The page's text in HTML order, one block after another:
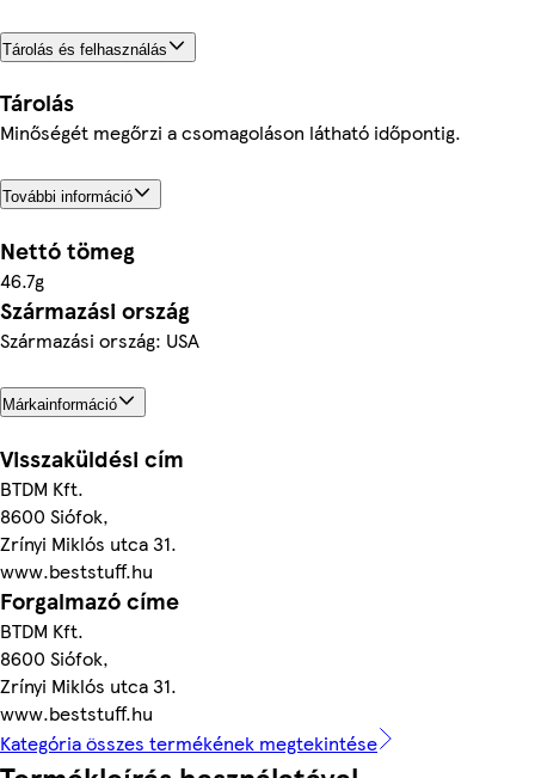
Tárolás és felhasználás
Tárolás
Minőségét megőrzi a csomagoláson látható időpontig.
További információ
Nettó tömeg
46.7g
Származási ország
Származási ország: USA
Márkainformáció
Visszaküldési cím
BTDM Kft.
8600 Siófok,
Zrínyi Miklós utca 31.
www.beststuff.hu
Forgalmazó címe
BTDM Kft.
8600 Siófok,
Zrínyi Miklós utca 31.
www.beststuff.hu
Kategória összes termékének megtekintése